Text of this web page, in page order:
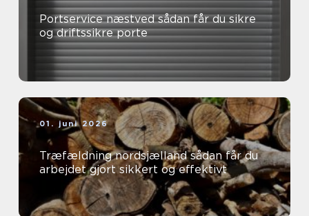
Portservice næstved sådan får du sikre
og driftssikre porte
01. juni 2026
Træfældning nordsjælland sådan får du
arbejdet gjort sikkert og effektivt